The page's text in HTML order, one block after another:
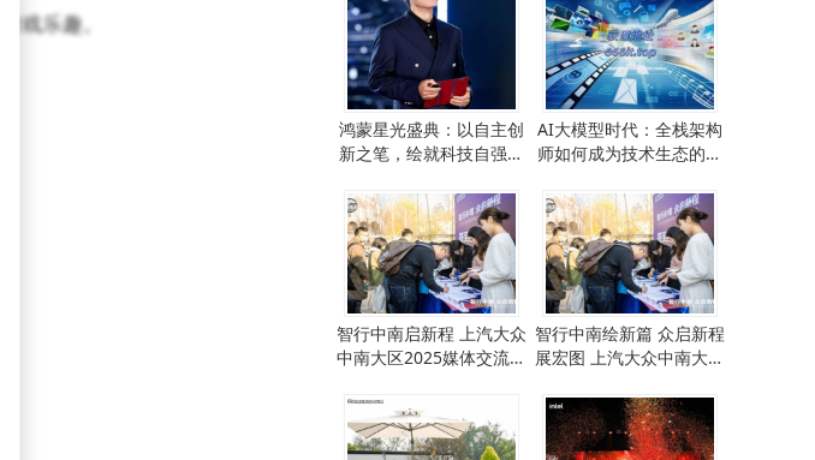
戏乐趣。
鸿蒙星光盛典：以自主创
新之笔，绘就科技自强的
AI大模型时代：全栈架构
师如何成为技术生态的驾
智行中南启新程 上汽大众
中南大区2025媒体交流会
智行中南绘新篇 众启新程
展宏图 上汽大众中南大区